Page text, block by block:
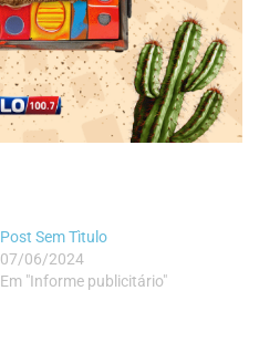
Post Sem Tìtulo
07/06/2024
Em "Informe publicitário"